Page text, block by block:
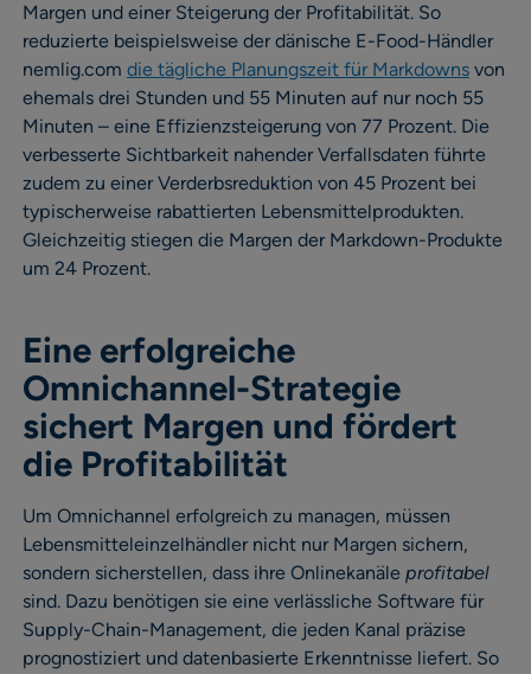
Margen und einer Steigerung der Profitabilität. So
reduzierte beispielsweise der dänische E-Food-Händler
nemlig.com die tägliche Planungszeit für Markdowns von
ehemals drei Stunden und 55 Minuten auf nur noch 55
Minuten – eine Effizienzsteigerung von 77 Prozent. Die
verbesserte Sichtbarkeit nahender Verfallsdaten führte
zudem zu einer Verderbsreduktion von 45 Prozent bei
typischerweise rabattierten Lebensmittelprodukten.
Gleichzeitig stiegen die Margen der Markdown-Produkte
um 24 Prozent.
Eine erfolgreiche
Omnichannel-Strategie
sichert Margen und fördert
die Profitabilität
Um Omnichannel erfolgreich zu managen, müssen
Lebensmitteleinzelhändler nicht nur Margen sichern,
sondern sicherstellen, dass ihre Onlinekanäle profitabel
sind. Dazu benötigen sie eine verlässliche Software für
Supply-Chain-Management, die jeden Kanal präzise
prognostiziert und datenbasierte Erkenntnisse liefert. So